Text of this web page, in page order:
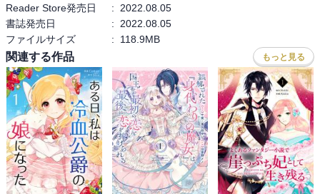
Reader Store発売日
:
2022.08.05
書誌発売日
:
2022.08.05
ファイルサイズ
: 118.9MB
関連する作品 もっと見る